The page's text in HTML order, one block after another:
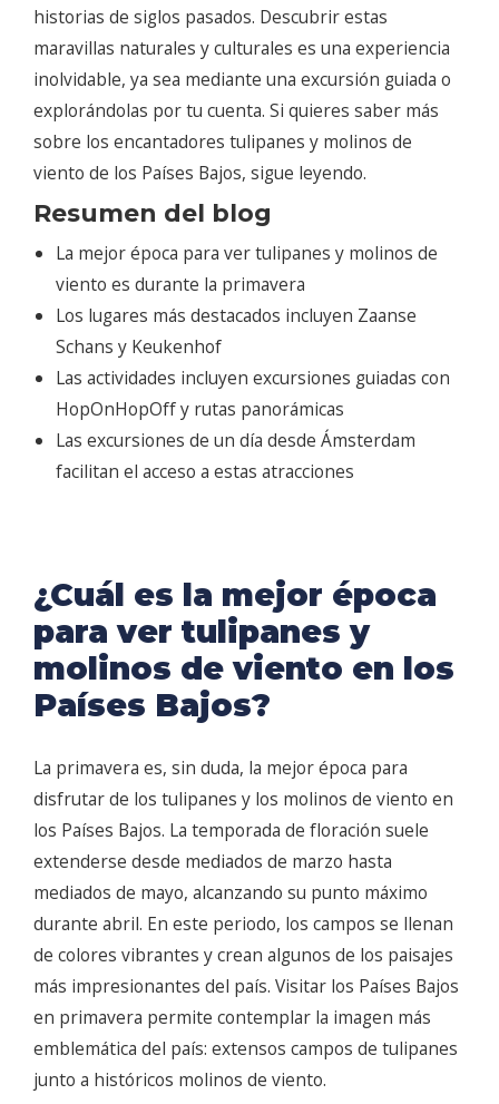
historias de siglos pasados. Descubrir estas
maravillas naturales y culturales es una experiencia
inolvidable, ya sea mediante una excursión guiada o
explorándolas por tu cuenta. Si quieres saber más
sobre los encantadores tulipanes y molinos de
viento de los Países Bajos, sigue leyendo.
Resumen del blog
La mejor época para ver tulipanes y molinos de
viento es durante la primavera
Los lugares más destacados incluyen Zaanse
Schans y Keukenhof
Las actividades incluyen excursiones guiadas con
HopOnHopOff y rutas panorámicas
Las excursiones de un día desde Ámsterdam
facilitan el acceso a estas atracciones
¿Cuál es la mejor época
para ver tulipanes y
molinos de viento en los
Países Bajos?
La primavera es, sin duda, la mejor época para
disfrutar de los tulipanes y los molinos de viento en
los Países Bajos. La temporada de floración suele
extenderse desde mediados de marzo hasta
mediados de mayo, alcanzando su punto máximo
durante abril. En este periodo, los campos se llenan
de colores vibrantes y crean algunos de los paisajes
más impresionantes del país. Visitar los Países Bajos
en primavera permite contemplar la imagen más
emblemática del país: extensos campos de tulipanes
junto a históricos molinos de viento.